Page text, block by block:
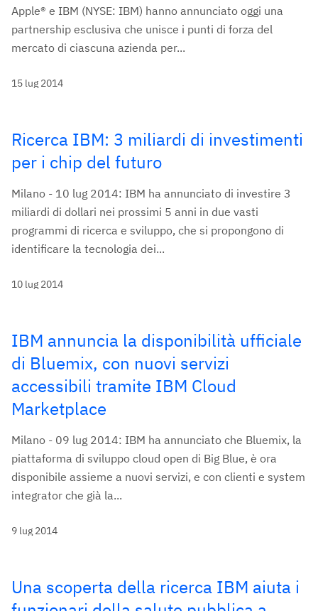
Apple® e IBM (NYSE: IBM) hanno annunciato oggi una
partnership esclusiva che unisce i punti di forza del
mercato di ciascuna azienda per...
15 lug 2014
Ricerca IBM: 3 miliardi di investimenti
per i chip del futuro
Milano - 10 lug 2014: IBM ha annunciato di investire 3
miliardi di dollari nei prossimi 5 anni in due vasti
programmi di ricerca e sviluppo, che si propongono di
identificare la tecnologia dei...
10 lug 2014
IBM annuncia la disponibilità ufficiale
di Bluemix, con nuovi servizi
accessibili tramite IBM Cloud
Marketplace
Milano - 09 lug 2014: IBM ha annunciato che Bluemix, la
piattaforma di sviluppo cloud open di Big Blue, è ora
disponibile assieme a nuovi servizi, e con clienti e system
integrator che già la...
9 lug 2014
Una scoperta della ricerca IBM aiuta i